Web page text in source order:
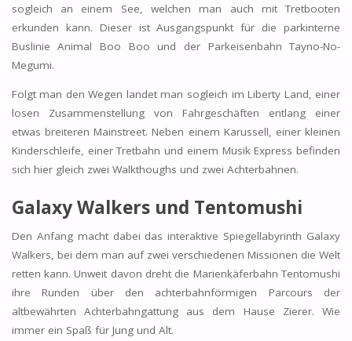
sogleich an einem See, welchen man auch mit Tretbooten
erkunden kann. Dieser ist Ausgangspunkt für die parkinterne
Buslinie Animal Boo Boo und der Parkeisenbahn Tayno-No-
Megumi.
Folgt man den Wegen landet man sogleich im Liberty Land, einer
losen Zusammenstellung von Fahrgeschäften entlang einer
etwas breiteren Mainstreet. Neben einem Karussell, einer kleinen
Kinderschleife, einer Tretbahn und einem Musik Express befinden
sich hier gleich zwei Walkthoughs und zwei Achterbahnen.
Galaxy Walkers und Tentomushi
Den Anfang macht dabei das interaktive Spiegellabyrinth Galaxy
Walkers, bei dem man auf zwei verschiedenen Missionen die Welt
retten kann. Unweit davon dreht die Marienkäferbahn Tentomushi
ihre Runden über den achterbahnförmigen Parcours der
altbewährten Achterbahngattung aus dem Hause Zierer. Wie
immer ein Spaß für Jung und Alt.